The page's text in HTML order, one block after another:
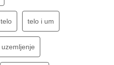
telo telo i um
uzemljenje